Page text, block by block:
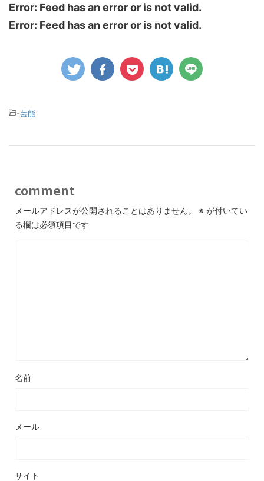
Error: Feed has an error or is not valid.
Error: Feed has an error or is not valid.
-芸能
comment
メールアドレスが公開されることはありません。 ※ が付いてい
る欄は必須項目です
名前
メール
サイト